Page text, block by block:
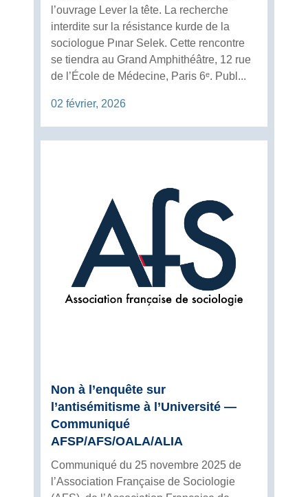
l’ouvrage Lever la tête. La recherche
interdite sur la résistance kurde de la
sociologue Pınar Selek. Cette rencontre
se tiendra au Grand Amphithéâtre, 12 rue
de l’École de Médecine, Paris 6ᵉ. Publ...
02 février, 2026
Non à l’enquête sur
l’antisémitisme à l’Université —
Communiqué
AFSP/AFS/OALA/ALIA
Communiqué du 25 novembre 2025 de
l’Association Française de Sociologie